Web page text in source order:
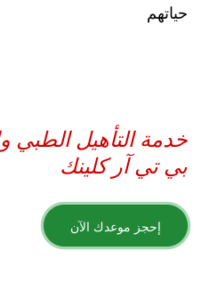
حياتهم
بي تي آر كلينك
إحجز موعدك الآن